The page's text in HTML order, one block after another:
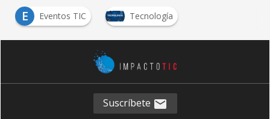
E
Eventos TIC Tecnología
Suscríbete